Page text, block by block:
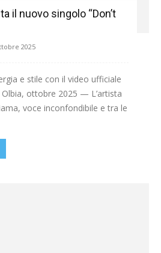
il nuovo singolo “Don’t
2025
e stile con il video ufficiale
ottobre 2025 — L’artista
voce inconfondibile e tra le